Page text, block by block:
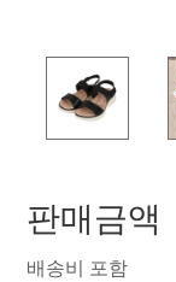
판매금액
배송비 포함